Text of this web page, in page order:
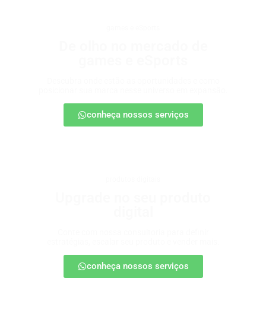
conheça nossos serviços
conheça nossos serviços